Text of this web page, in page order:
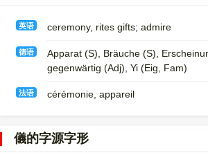
英语 ceremony, rites gifts; admire
德语
Apparat (S)​, Bräuche (S)​,
gegenwärtig (Adj)​, Yi (Eig, Fam)
法语 cérémonie, appareil
儀的字源字形